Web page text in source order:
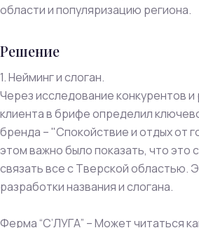
области и популяризацию региона.
Решение
1. Нейминг и слоган.
Через исследование конкурентов
клиента в брифе определил
бренда – "Спокойствие и отдых от
этом важно было показать, что это
связать все с Тверской областью.
разработки названия и слогана.
Ферма “С’ЛУГА” – Может читаться